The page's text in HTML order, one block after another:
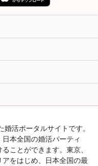
活ポータルサイトです。
本全国の婚活パーティ
ことができます。東京、
をはじめ、日本全国の最